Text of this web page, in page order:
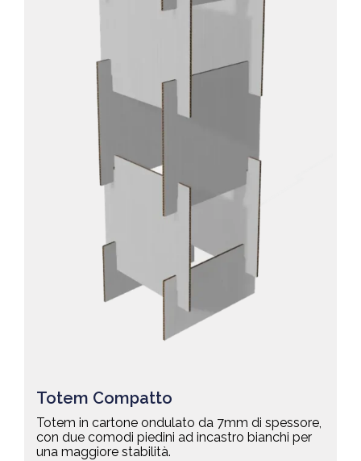
Totem Compatto
Totem in cartone ondulato da 7mm di spessore,
con due comodi piedini ad incastro bianchi per
una maggiore stabilità.